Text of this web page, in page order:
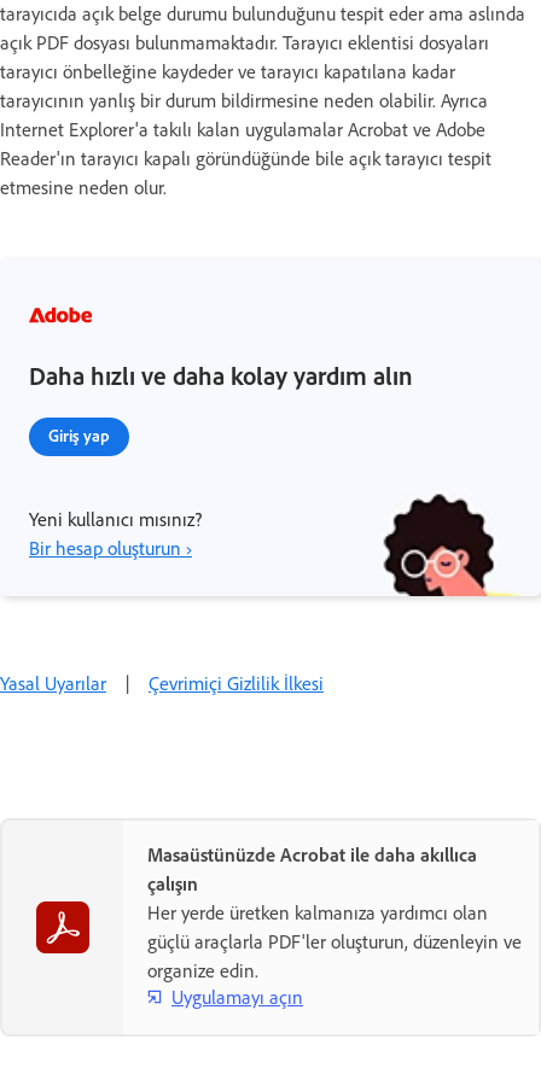
tarayıcıda açık belge durumu bulunduğunu tespit eder ama aslında
açık PDF dosyası bulunmamaktadır. Tarayıcı eklentisi dosyaları
tarayıcı önbelleğine kaydeder ve tarayıcı kapatılana kadar
tarayıcının yanlış bir durum bildirmesine neden olabilir. Ayrıca
Internet Explorer'a takılı kalan uygulamalar Acrobat ve Adobe
Reader'ın tarayıcı kapalı göründüğünde bile açık tarayıcı tespit
etmesine neden olur.
Daha hızlı ve daha kolay yardım alın
Giriş yap
Yeni kullanıcı mısınız?
Bir hesap oluşturun ›
Yasal Uyarılar | Çevrimiçi Gizlilik İlkesi
Masaüstünüzde Acrobat ile daha akıllıca
çalışın
Her yerde üretken kalmanıza yardımcı olan
güçlü araçlarla PDF'ler oluşturun, düzenleyin ve
organize edin.
Uygulamayı açın